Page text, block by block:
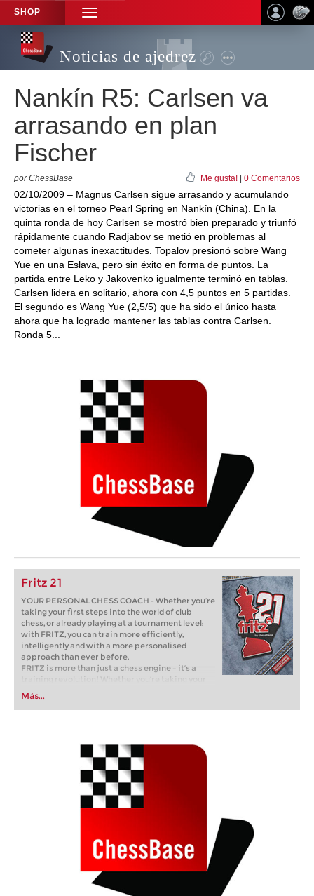
SHOP
TOGGLE
NAVIGATION
Noticias de ajedrez
Nankín R5: Carlsen va
arrasando en plan
Fischer
por ChessBase Me gusta! 0 Comentarios
02/10/2009 – Magnus Carlsen sigue arrasando y acumulando
victorias en el torneo Pearl Spring en Nankín (China). En la
quinta ronda de hoy Carlsen se mostró bien preparado y triunfó
rápidamente cuando Radjabov se metió en problemas al
cometer algunas inexactitudes. Topalov presionó sobre Wang
Yue en una Eslava, pero sin éxito en forma de puntos. La
partida entre Leko y Jakovenko igualmente terminó en tablas.
Carlsen lidera en solitario, ahora con 4,5 puntos en 5 partidas.
El segundo es Wang Yue (2,5/5) que ha sido el único hasta
ahora que ha logrado mantener las tablas contra Carlsen.
Ronda 5...
Fritz 21
YOUR PERSONAL CHESS COACH - Whether you’re
taking your first steps into the world of club
chess, or already playing at a tournament level:
with FRITZ, you can train more efficiently,
intelligently and with a more personalised
approach than ever before.
FRITZ is more than just a chess engine – it’s a
training revolution! Whether you’re taking your
first steps into the world of club chess, or already
playing at a tournament level: with FRITZ, you can
train more efficiently, intelligently and with a
Más...